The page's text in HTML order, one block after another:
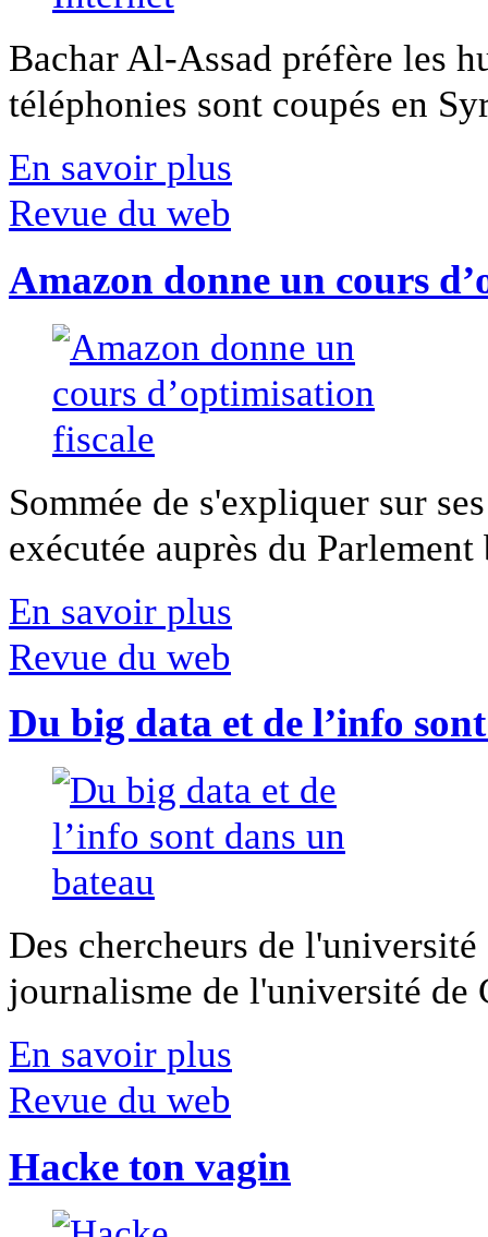
Bachar Al-Assad préfère les
téléphonies sont coupés en
En savoir plus
Revue du web
Amazon donne un cours
Sommée de s'expliquer sur
exécutée auprès du
En savoir plus
Revue du web
Du big data et de l’info
Des chercheurs de
journalisme de l'université
En savoir plus
Revue du web
Hacke ton vagin